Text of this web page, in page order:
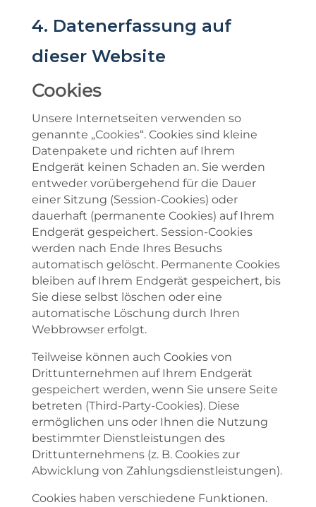
4. Datenerfassung auf
dieser Website
Cookies
Unsere Internetseiten verwenden so
genannte „Cookies“. Cookies sind kleine
Datenpakete und richten auf Ihrem
Endgerät keinen Schaden an. Sie werden
entweder vorübergehend für die Dauer
einer Sitzung (Session-Cookies) oder
dauerhaft (permanente Cookies) auf Ihrem
Endgerät gespeichert. Session-Cookies
werden nach Ende Ihres Besuchs
automatisch gelöscht. Permanente Cookies
bleiben auf Ihrem Endgerät gespeichert, bis
Sie diese selbst löschen oder eine
automatische Löschung durch Ihren
Webbrowser erfolgt.
Teilweise können auch Cookies von
Drittunternehmen auf Ihrem Endgerät
gespeichert werden, wenn Sie unsere Seite
betreten (Third-Party-Cookies). Diese
ermöglichen uns oder Ihnen die Nutzung
bestimmter Dienstleistungen des
Drittunternehmens (z. B. Cookies zur
Abwicklung von Zahlungsdienstleistungen).
Cookies haben verschiedene Funktionen.